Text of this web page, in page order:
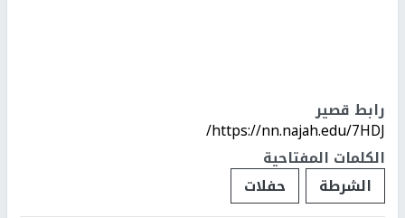
رابط قصير
https://nn.najah.edu/7HDJ/
الكلمات المفتاحية
الشرطة
حفلات